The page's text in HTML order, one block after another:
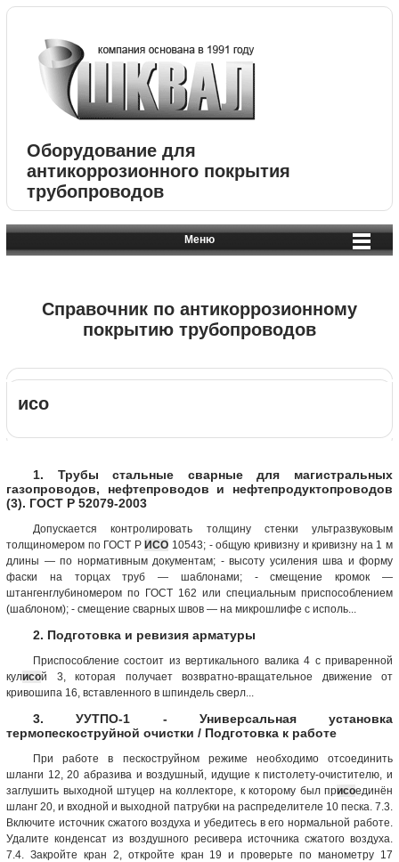
Оборудование для
антикоррозионного покрытия
трубопроводов
Меню
Справочник по антикоррозионному
покрытию трубопроводов
исо
1. Трубы стальные сварные для магистральных
газопроводов, нефтепроводов и нефтепродуктопроводов
(3). ГОСТ Р 52079-2003
Допускается контролировать толщину стенки ультразвуковым
толщиномером по ГОСТ РИСО 10543; - общую кривизну и кривизну на 1 м
длины — по нормативным документам; - высоту усиления шва и форму
фаски на торцах труб — шаблонами; - смещение кромок —
штангенглубиномером по ГОСТ 162 или специальным приспособлением
(шаблоном); - смещение сварных швов — на микрошлифе с исполь...
2. Подготовка и ревизия арматуры
Приспособление состоит из вертикального валика 4 с приваренной
кулисой 3, которая получает возвратно-вращательное движение от
кривошипа 16, вставленного в шпиндель сверл...
3. УУТПО-1 - Универсальная установка
термопескоструйной очистки / Подготовка к работе
При работе в пескоструйном режиме необходимо отсоединить
шланги 12, 20 абразива и воздушный, идущие к пистолету-очистителю, и
заглушить выходной штуцер на коллекторе, к которому был присоединён
шланг 20, и входной и выходной патрубки на распределителе 10 песка. 7.3.
Включите источник сжатого воздуха и убедитесь в его нормальной работе.
Удалите конденсат из воздушного ресивера источника сжатого воздуха.
7.4. Закройте кран 2, откройте кран 19 и проверьте по манометру 17